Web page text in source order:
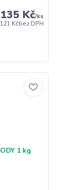
135 Kč/ks
121 Kčbez DPH